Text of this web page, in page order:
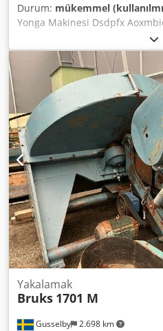
Durum: mükemmel
Yonga Makinesi Dsdpfx
boyutu: 540 x 300 mm - Tambur
sayısı: 2 - Maksimum ahşap
motor gücü: 26 kW - Fan
saate kadar 20 m³ talaş -
mm - Net ağırlık: 1400 kg -
test edildi, çalışır durumda
Gusselby 2.698 km
Yakalamak
Bruks 1701 M